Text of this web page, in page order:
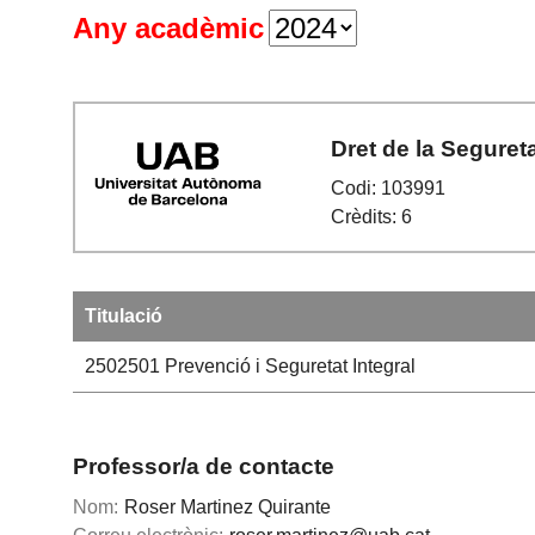
Any acadèmic
Dret de la
Codi: 103991
Crèdits: 6
Titulació
2502501 Prevenció i Seguretat Integral
Professor/a de contacte
Nom: Roser Martinez Quirante